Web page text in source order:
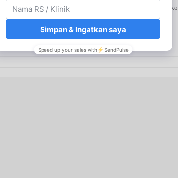
rumah. Alat ini mendeteksi tiga indikator utama—gula darah,